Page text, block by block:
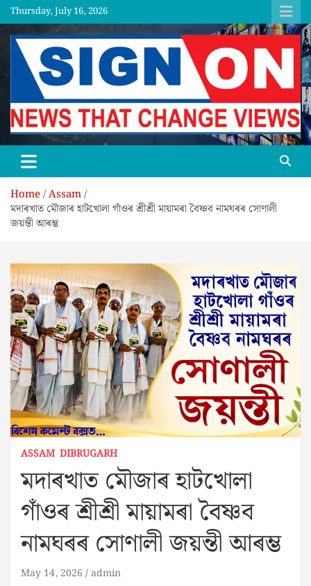
Skip
to
content
Thursday, July 16, 2026
SGNON
Home Assam
মদাৰখাত মৌজাৰ হাটখোলা গাঁওৰ শ্ৰীশ্ৰী মায়ামৰা বৈষ্ণব নামঘৰৰ সোণালী
জয়ন্তী আৰম্ভ
ASSAM DIBRUGARH
মদাৰখাত মৌজাৰ হাটখোলা
গাঁওৰ শ্ৰীশ্ৰী মায়ামৰা বৈষ্ণব
নামঘৰৰ সোণালী জয়ন্তী আৰম্ভ
May 14, 2026 admin